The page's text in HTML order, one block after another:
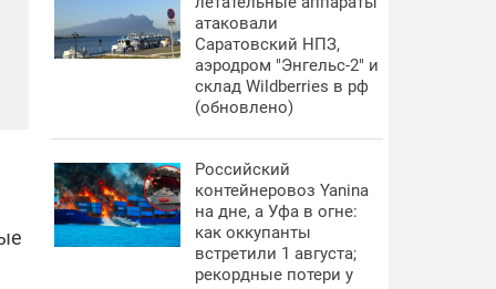
атаковали
Саратовский НПЗ,
аэродром "Энгельс-2" и
склад Wildberries в рф
(обновлено)
Российский
контейнеровоз Yanina
на дне, а Уфа в огне:
как оккупанты
встретили 1 августа;
рекордные потери у